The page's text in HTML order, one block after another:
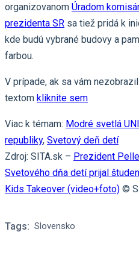
organizovanom Úradom
prezidenta SR sa tiež pridá k
kde budú vybrané budovy a
farbou.
V prípade, ak sa vám
textom kliknite sem
Viac k témam: Modré svetlá
republiky, Svetový deň detí
Zdroj: SITA.sk – Prezident
Svetového dňa detí prijal
Kids Takeover (video+foto) ©
Tags: Slovensko